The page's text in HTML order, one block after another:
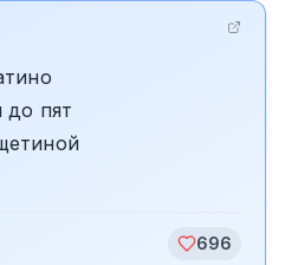
до пят
696